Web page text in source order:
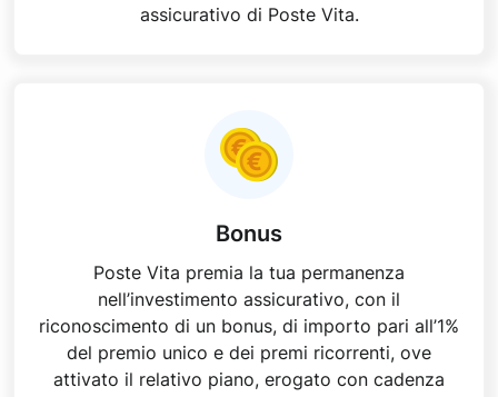
assicurativo di Poste Vita.
Bonus
Poste Vita premia la tua permanenza
nell’investimento assicurativo, con il
riconoscimento di un bonus, di importo pari all’1%
del premio unico e dei premi ricorrenti, ove
attivato il relativo piano, erogato con cadenza